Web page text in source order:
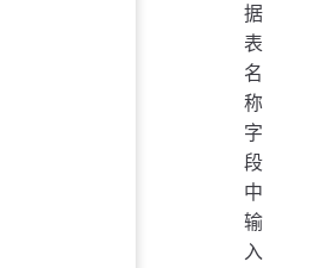
据
表
名
称
字
段
中
输
入